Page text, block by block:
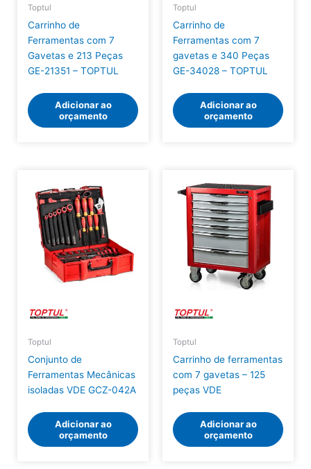
Toptul
Carrinho de
Ferramentas com 7
Gavetas e 213 Peças
GE-21351 – TOPTUL
Adicionar ao
orçamento
Toptul
Carrinho de
Ferramentas com 7
gavetas e 340 Peças
GE-34028 – TOPTUL
Adicionar ao
orçamento
Toptul
Conjunto de
Ferramentas Mecânicas
isoladas VDE GCZ-042A
Adicionar ao
orçamento
Toptul
Carrinho de ferramentas
com 7 gavetas – 125
peças VDE
Adicionar ao
orçamento